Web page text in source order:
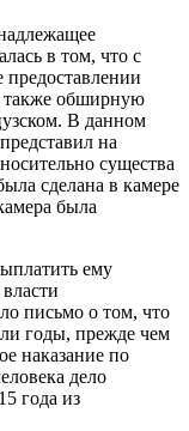
в том, что с
также обширную
В данном
на
существа
сделана в камере
была
ему
письмо о том, что
годы, прежде чем
наказание по
дело
года из